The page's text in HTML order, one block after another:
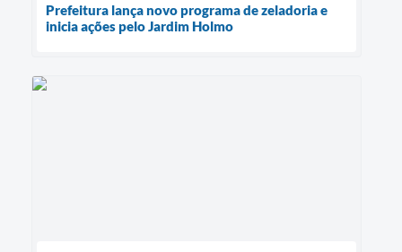
Prefeitura lança novo programa de zeladoria e
inicia ações pelo Jardim Holmo